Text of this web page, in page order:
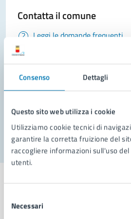
Consenso Dettagli
Questo sito web utilizza i cookie
Utilizziamo cookie tecnici di
garantire la corretta fruizione del
raccogliere informazioni sull'uso
utenti.
delNecessari
Contatta il comune
Leggi le domande frequenti
Prenota appuntamento